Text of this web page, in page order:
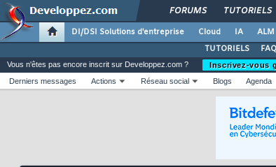
FORUMS TUTORIELS
DI/DSI Solutions d'entreprise Cloud IA ALM
TUTORIELS
FAQ
Vous n'êtes pas encore inscrit sur Developpez.com ?
Inscrivez-vous
Derniers messages
Actions Réseau social Blogs Agenda